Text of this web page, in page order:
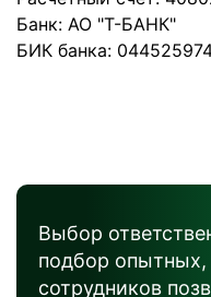
Банк: АО "Т-БАНК"
БИК банка:
Выбор
подбор
сотрудников